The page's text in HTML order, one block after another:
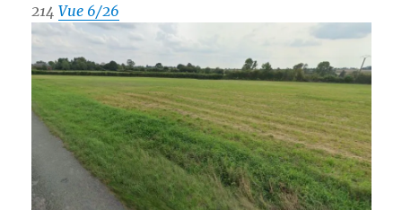
214 Vue 6/26